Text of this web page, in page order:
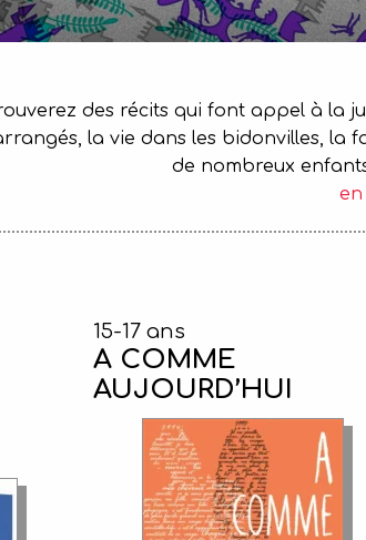
des récits qui font appel à la
la vie dans les bidonvilles,
de nombreux
en
15-17 ans
A COMME
AUJOURD’HUI